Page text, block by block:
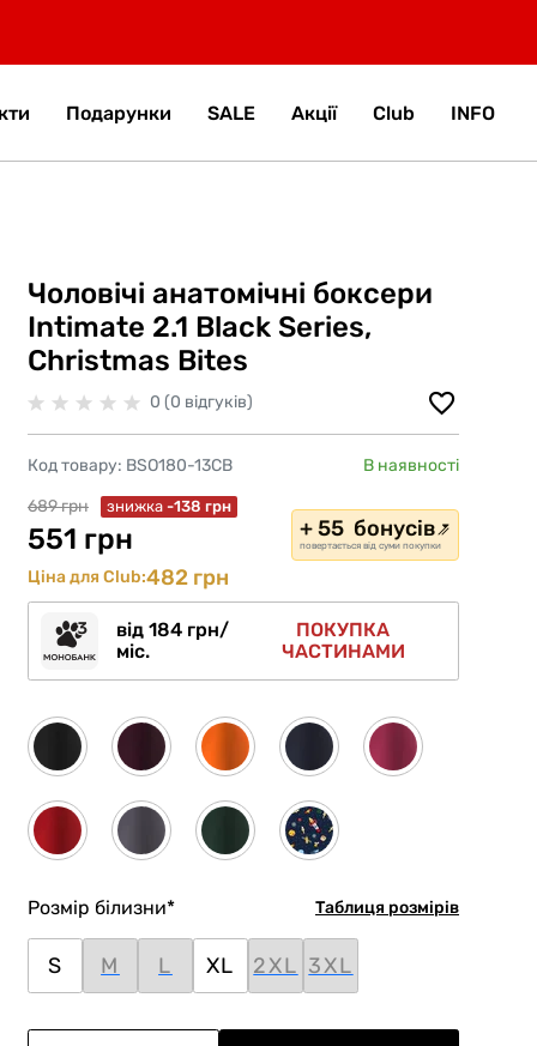
Подарунки SALE Акції Club INFO
Чоловічі анатомічні боксери
Intimate 2.1 Black Series,
Christmas Bites
0 (0 відгуків)
Код товару: BSO180-13CB
В наявності
689 грн
знижка -138 грн
551 грн + 55 бонусів
повертається від суми покупки
Ціна для Club:482 грн
від 184 грн/
міс.
ПОКУПКА
ЧАСТИНАМИ
Таблиця розмірів
Розмір білизни*
S M L XL 2XL 3XL